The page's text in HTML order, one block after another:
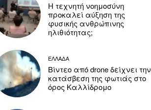
Η τεχνητή νοημοσύνη
προκαλεί αύξηση της
φυσικής ανθρώπινης
ηλιθιότητας;
ΕΛΛΑΔΑ
Βίντεο από drone δείχνει την
κατάσβεση της φωτιάς στο
όρος Καλλίδρομο